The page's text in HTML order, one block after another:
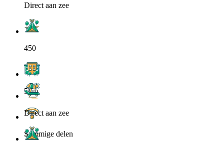
Direct aan zee
450
5km
Sommige delen
Direct aan zee